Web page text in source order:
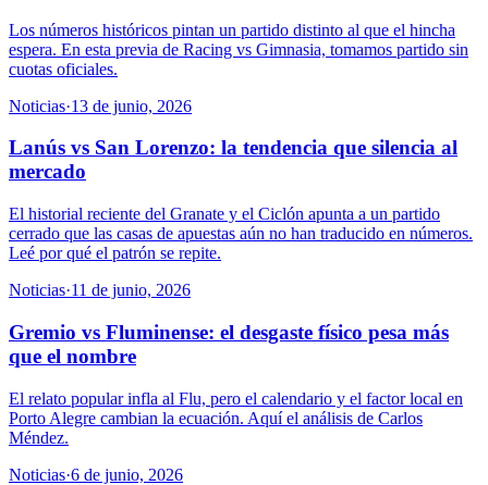
Los números históricos pintan un partido distinto al que el hincha
espera. En esta previa de Racing vs Gimnasia, tomamos partido sin
cuotas oficiales.
Noticias·13 de junio, 2026
Lanús vs San Lorenzo: la tendencia que silencia al
mercado
El historial reciente del Granate y el Ciclón apunta a un partido
cerrado que las casas de apuestas aún no han traducido en números.
Leé por qué el patrón se repite.
Noticias·11 de junio, 2026
Gremio vs Fluminense: el desgaste físico pesa más
que el nombre
El relato popular infla al Flu, pero el calendario y el factor local en
Porto Alegre cambian la ecuación. Aquí el análisis de Carlos
Méndez.
Noticias·6 de junio, 2026